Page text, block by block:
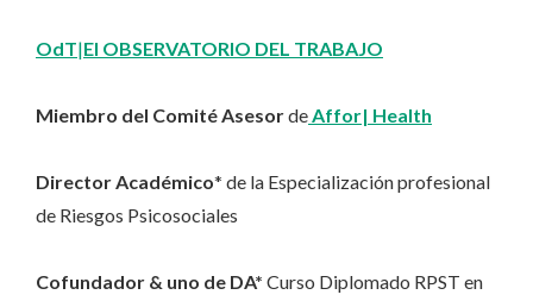
OdT|El OBSERVATORIO DEL TRABAJO
Miembro del Comité Asesorde Affor| Health
Director Académico* de la Especialización profesional
de Riesgos Psicosociales
Cofundador & uno de DA* Curso Diplomado RPST en